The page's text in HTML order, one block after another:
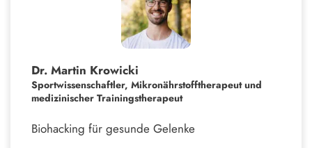
Dr. Martin Krowicki
Sportwissenschaftler, Mikronährstofftherapeut und
medizinischer Trainingstherapeut
Biohacking für gesunde Gelenke